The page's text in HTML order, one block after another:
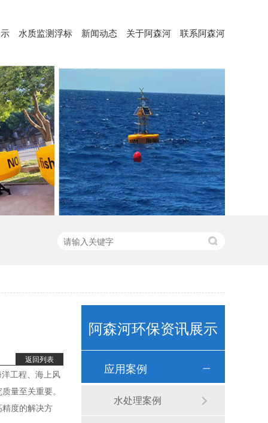
水质监测浮标 新闻动态 关于阿森河 联系阿森河
返回列表
工程、海上风
量至关重要。
度的解决方
阿森河环保资讯展示
应用案例
水处理案例
水质监测浮标（ASH-600）
卧式计量泵(1)